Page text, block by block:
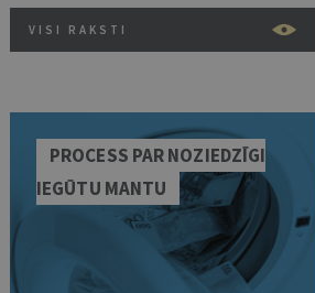
VISI RAKSTI
PROCESS PAR NOZIEDZĪGI
IEGŪTU MANTU